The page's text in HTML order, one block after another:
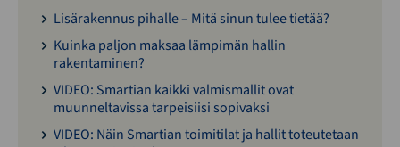
Lisärakennus pihalle – Mitä sinun tulee tietää?
Kuinka paljon maksaa lämpimän hallin
rakentaminen?
VIDEO: Smartian kaikki valmismallit ovat
muunneltavissa tarpeisiisi sopivaksi
VIDEO: Näin Smartian toimitilat ja hallit toteutetaan